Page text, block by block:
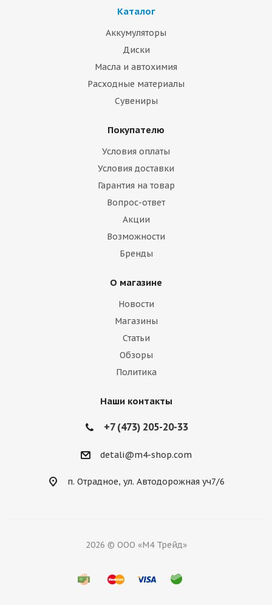
Каталог
Аккумуляторы
Диски
Масла и автохимия
Расходные материалы
Сувениры
Покупателю
Условия оплаты
Условия доставки
Гарантия на товар
Вопрос-ответ
Акции
Возможности
Бренды
О магазине
Новости
Магазины
Статьи
Обзоры
Политика
Наши контакты
+7 (473) 205-20-33
detali@m4-shop.com
п. Отрадное, ул. Автодорожная уч7/6
2026 © ООО «М4 Трейд»